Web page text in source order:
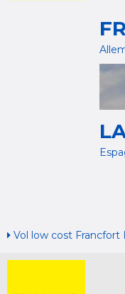
Vol low cost Francfort